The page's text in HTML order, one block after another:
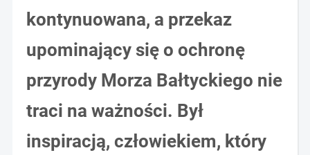
kontynuowana, a przekaz
upominający się o ochronę
przyrody Morza Bałtyckiego nie
traci na ważności. Był
inspiracją, człowiekiem, który